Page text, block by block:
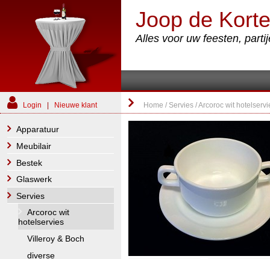
Joop de
Alles voor uw feesten,
Login Nieuwe klant Home / Servies /Arcoroc wit
Apparatuur
Meubilair
Bestek
Glaswerk
Servies
Arcoroc wit
hotelservies
Villeroy & Boch
diverse